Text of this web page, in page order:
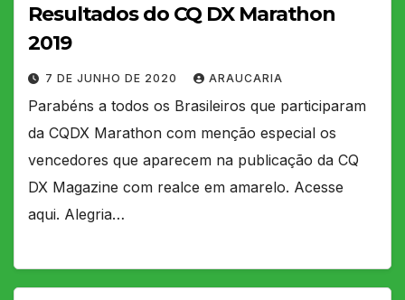
Resultados do CQ DX Marathon
2019
7 DE JUNHO DE 2020 ARAUCARIA
Parabéns a todos os Brasileiros que participaram
da CQDX Marathon com menção especial os
vencedores que aparecem na publicação da CQ
DX Magazine com realce em amarelo. Acesse
aqui. Alegria…